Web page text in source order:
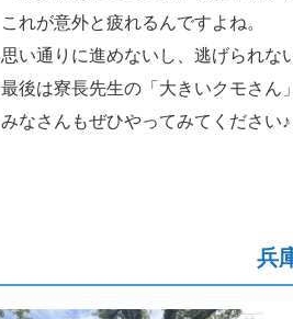
これが意外と疲れるんですよね。
思い通りに進めないし、逃げられな
最後は寮長先生の「大きいクモさん
みなさんもぜひやってみてください♪
兵